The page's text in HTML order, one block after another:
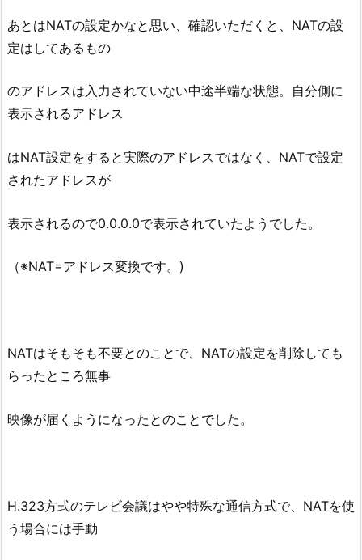
あとはNATの設定かなと思い、確認いただくと、NATの設
定はしてあるもの
のアドレスは入力されていない中途半端な状態。自分側に
表示されるアドレス
はNAT設定をすると実際のアドレスではなく、NATで設定
されたアドレスが
表示されるので0.0.0.0で表示されていたようでした。
（※NAT=アドレス変換です。)
NATはそもそも不要とのことで、NATの設定を削除しても
らったところ無事
映像が届くようになったとのことでした。
H.323方式のテレビ会議はやや特殊な通信方式で、NATを使
う場合には手動